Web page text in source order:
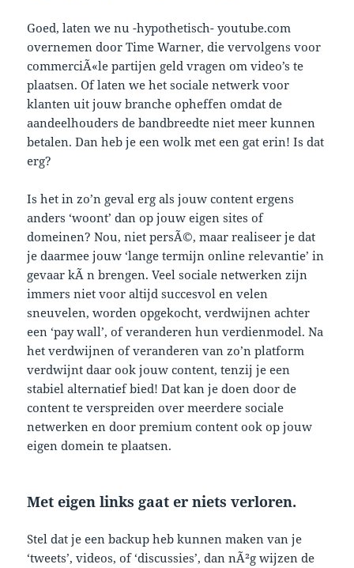
Goed, laten we nu -hypothetisch- youtube.com
overnemen door Time Warner, die vervolgens voor
commerciÃ«le partijen geld vragen om video’s te
plaatsen. Of laten we het sociale netwerk voor
klanten uit jouw branche opheffen omdat de
aandeelhouders de bandbreedte niet meer kunnen
betalen. Dan heb je een wolk met een gat erin! Is dat
erg?
Is het in zo’n geval erg als jouw content ergens
anders ‘woont’ dan op jouw eigen sites of
domeinen? Nou, niet persÃ©, maar realiseer je dat
je daarmee jouw ‘lange termijn online relevantie’ in
gevaar kÃ n brengen. Veel sociale netwerken zijn
immers niet voor altijd succesvol en velen
sneuvelen, worden opgekocht, verdwijnen achter
een ‘pay wall’, of veranderen hun verdienmodel. Na
het verdwijnen of veranderen van zo’n platform
verdwijnt daar ook jouw content, tenzij je een
stabiel alternatief bied! Dat kan je doen door de
content te verspreiden over meerdere sociale
netwerken en door premium content ook op jouw
eigen domein te plaatsen.
Met eigen links gaat er niets verloren.
Stel dat je een backup heb kunnen maken van je
‘tweets’, videos, of ‘discussies’, dan nÃ²g wijzen de